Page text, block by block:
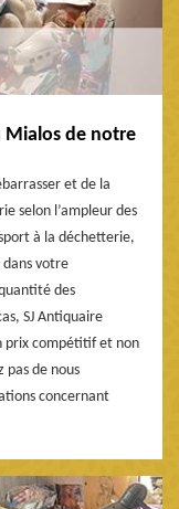
Mialos de notre
et de la
selon l’ampleur des
à la déchetterie,
votre
des
SJ Antiquaire
prix compétitif et non
pas de nous
concernant